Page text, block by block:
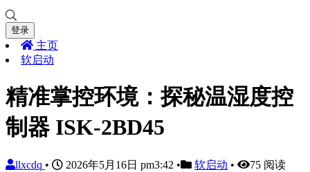
登录
主页
软启动
精准掌控环境：探秘温湿度控
制器 ISK-2BD45
llxcdq • 2026年5月16日 pm3:42 • 软启动 • 75 阅读